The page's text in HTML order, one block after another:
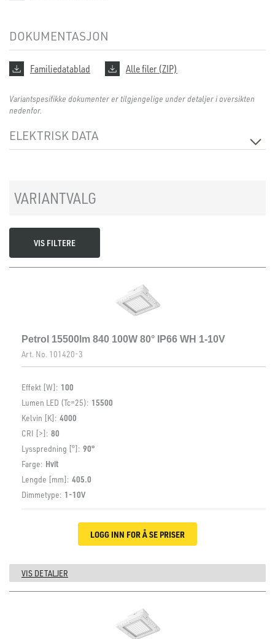
DOKUMENTASJON
Familiedatablad Alle filer (ZIP)
Variantspesifikke dokumenter er tilgjengelige under detaljer i oversikten
nedenfor.
ELEKTRISK DATA
VARIANTVALG
VIS FILTERE
Petrol 15500lm 840 100W 80° IP66 WH 1-10V
Art. No. 101420-3
Effekt [W]: 100
Lumen LED (Tc=25): 15500
Kelvin [K]: 4000
CRI [>]: 80
Lysspredning [°]: 90°
Farge: Hvit
Lengde [mm]: 405.0
Dimmetype: 1-10V
LOGG INN FOR Å SE PRISER
VIS DETALJER